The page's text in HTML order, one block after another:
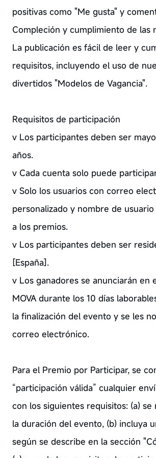
positivas como "Me gusta" y
Compleción y cumplimiento de las
La publicación es fácil de leer y
requisitos, incluyendo el uso de
divertidos "Modelos de Vagancia".
Requisitos de participación
v Los participantes deben ser
años.
v Cada cuenta solo puede
v Solo los usuarios con correo
personalizado y nombre de
a los premios.
v Los participantes deben ser
[España].
v Los ganadores se anunciarán en
MOVA durante los 10 días
la finalización del evento y se les
correo electrónico.
Para el Premio por Participar, se
“participación válida” cualquier
con los siguientes requisitos: (a)
la duración del evento, (b) incluya
según se describe en la sección